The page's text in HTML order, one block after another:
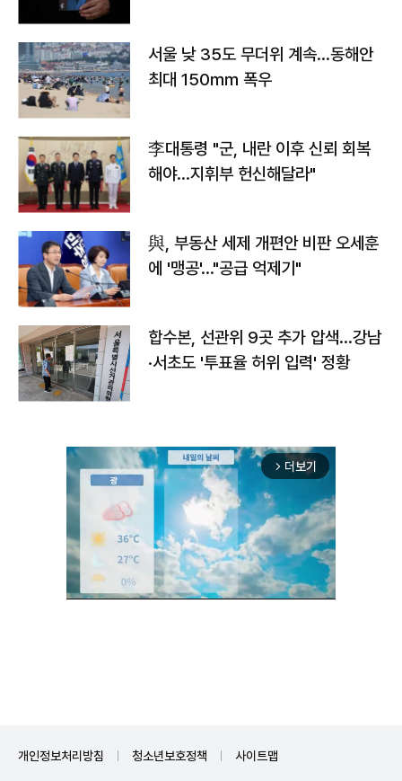
서울 낮 35도 무더위 계속…동해안
최대 150㎜ 폭우
李대통령 "군, 내란 이후 신뢰 회복
해야…지휘부 헌신해달라"
與, 부동산 세제 개편안 비판 오세훈
에 '맹공'…"공급 억제기"
합수본, 선관위 9곳 추가 압색…강남
·서초도 '투표율 허위 입력' 정황
arrow_forward_ios 더보기
개인정보처리방침 청소년보호정책 사이트맵